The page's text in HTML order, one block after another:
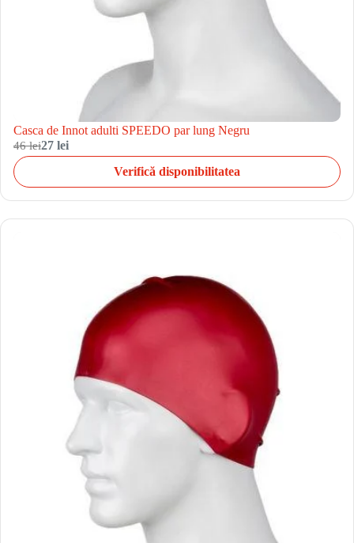
Casca de Innot adulti SPEEDO par lung Negru
46 lei27 lei
Verifică disponibilitatea